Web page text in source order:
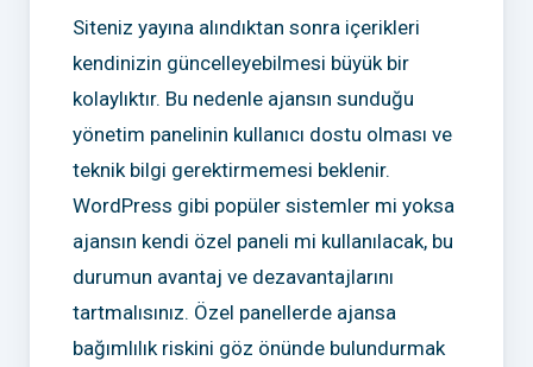
Siteniz yayına alındıktan sonra içerikleri
kendinizin güncelleyebilmesi büyük bir
kolaylıktır. Bu nedenle ajansın sunduğu
yönetim panelinin kullanıcı dostu olması ve
teknik bilgi gerektirmemesi beklenir.
WordPress gibi popüler sistemler mi yoksa
ajansın kendi özel paneli mi kullanılacak, bu
durumun avantaj ve dezavantajlarını
tartmalısınız. Özel panellerde ajansa
bağımlılık riskini göz önünde bulundurmak